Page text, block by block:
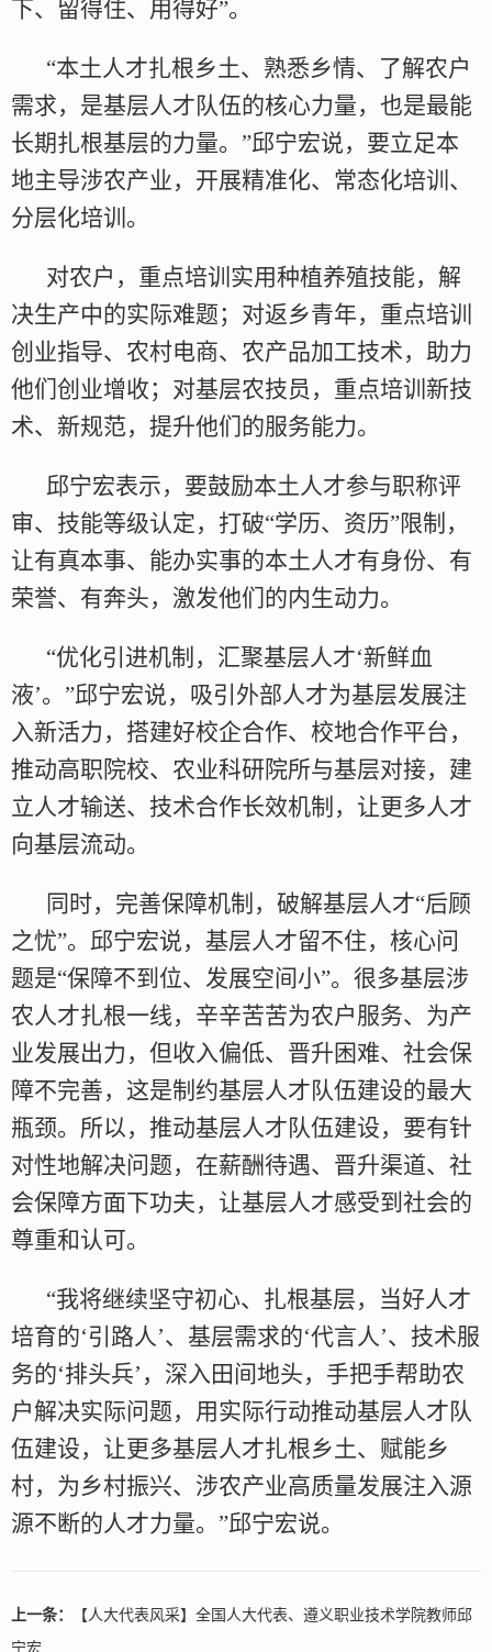
下、留得住、用得好”。
“本土人才扎根乡土、熟悉乡情、了解农户
需求，是基层人才队伍的核心力量，也是最能
长期扎根基层的力量。”邱宁宏说，要立足本
地主导涉农产业，开展精准化、常态化培训、
分层化培训。
对农户，重点培训实用种植养殖技能，解
决生产中的实际难题；对返乡青年，重点培训
创业指导、农村电商、农产品加工技术，助力
他们创业增收；对基层农技员，重点培训新技
术、新规范，提升他们的服务能力。
邱宁宏表示，要鼓励本土人才参与职称评
审、技能等级认定，打破“学历、资历”限制，
让有真本事、能办实事的本土人才有身份、有
荣誉、有奔头，激发他们的内生动力。
“优化引进机制，汇聚基层人才‘新鲜血
液’。”邱宁宏说，吸引外部人才为基层发展注
入新活力，搭建好校企合作、校地合作平台，
推动高职院校、农业科研院所与基层对接，建
立人才输送、技术合作长效机制，让更多人才
向基层流动。
同时，完善保障机制，破解基层人才“后顾
之忧”。邱宁宏说，基层人才留不住，核心问
题是“保障不到位、发展空间小”。很多基层涉
农人才扎根一线，辛辛苦苦为农户服务、为产
业发展出力，但收入偏低、晋升困难、社会保
障不完善，这是制约基层人才队伍建设的最大
瓶颈。所以，推动基层人才队伍建设，要有针
对性地解决问题，在薪酬待遇、晋升渠道、社
会保障方面下功夫，让基层人才感受到社会的
尊重和认可。
“我将继续坚守初心、扎根基层，当好人才
培育的‘引路人’、基层需求的‘代言人’、技术服
务的‘排头兵’，深入田间地头，手把手帮助农
户解决实际问题，用实际行动推动基层人才队
伍建设，让更多基层人才扎根乡土、赋能乡
村，为乡村振兴、涉农产业高质量发展注入源
源不断的人才力量。”邱宁宏说。
上一条：
【人大代表风采】全国人大代表、遵义职业技术学院教师邱
宁宏...